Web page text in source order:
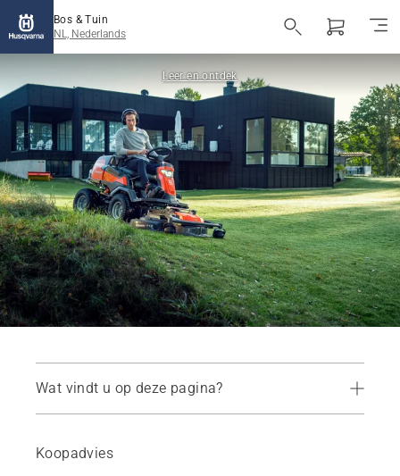
Bos & Tuin
NL, Nederlands
Leer en ontdek
Wat vindt u op deze pagina?
Koopadvies